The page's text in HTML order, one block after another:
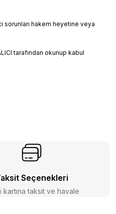
sorunları hakem heyetine veya
tarafından okunup kabul
Seçenekleri
kartına taksit ve havale